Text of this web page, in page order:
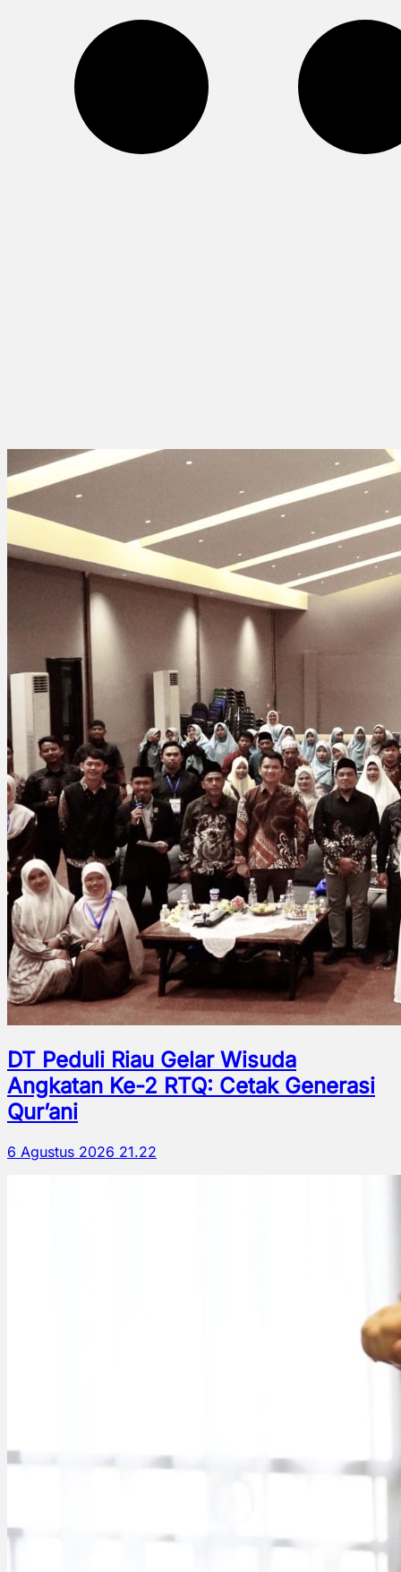
DT Peduli Riau Gelar Wisuda
Angkatan Ke-2 RTQ: Cetak Generasi
Qur’ani
6 Agustus 2026 21.22